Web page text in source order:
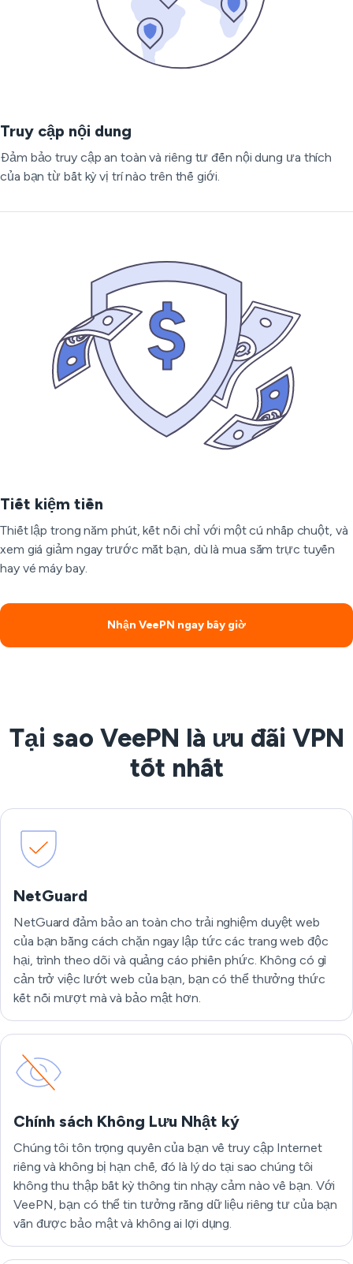
Truy cập nội dung
Đảm bảo truy cập an toàn và riêng tư đến nội dung ưa thích
của bạn từ bất kỳ vị trí nào trên thế giới.
Tiết kiệm tiền
Thiết lập trong năm phút, kết nối chỉ với một cú nhấp chuột, và
xem giá giảm ngay trước mắt bạn, dù là mua sắm trực tuyến
hay vé máy bay.
Nhận VeePN ngay bây giờ
Tại sao VeePN là ưu đãi VPN
tốt nhất
NetGuard
NetGuard đảm bảo an toàn cho trải nghiệm duyệt web
của bạn bằng cách chặn ngay lập tức các trang web độc
hại, trình theo dõi và quảng cáo phiền phức. Không có gì
cản trở việc lướt web của bạn, bạn có thể thưởng thức
kết nối mượt mà và bảo mật hơn.
Chính sách Không Lưu Nhật ký
Chúng tôi tôn trọng quyền của bạn về truy cập Internet
riêng và không bị hạn chế, đó là lý do tại sao chúng tôi
không thu thập bất kỳ thông tin nhạy cảm nào về bạn. Với
VeePN, bạn có thể tin tưởng rằng dữ liệu riêng tư của bạn
vẫn được bảo mật và không ai lợi dụng.